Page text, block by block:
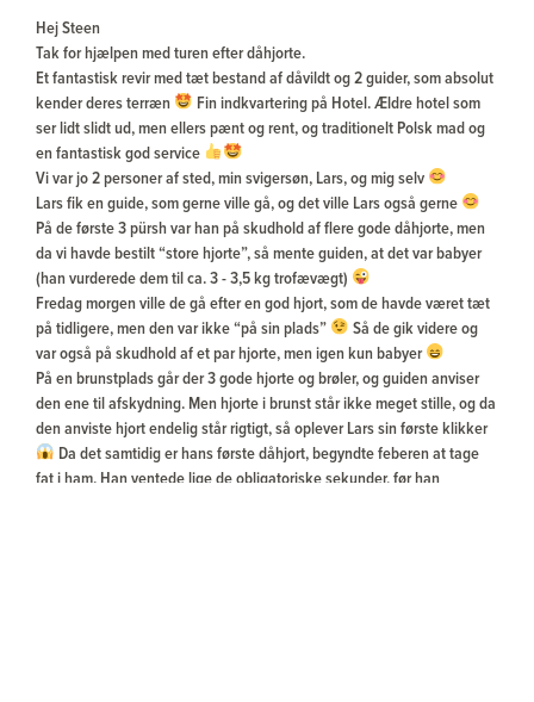
Hej Steen
Tak for hjælpen med turen efter dåhjorte.
Et fantastisk revir med tæt bestand af dåvildt og 2 guider, som absolut
kender deres terræn
Fin indkvartering på Hotel. Ældre hotel som
ser lidt slidt ud, men ellers pænt og rent, og traditionelt Polsk mad og
en fantastisk god service
Vi var jo 2 personer af sted, min svigersøn, Lars, og mig selv
Lars fik en guide, som gerne ville gå, og det ville Lars også gerne
På de første 3 pürsh var han på skudhold af flere gode dåhjorte, men
da vi havde bestilt “store hjorte”, så mente guiden, at det var babyer
(han vurderede dem til ca. 3 - 3,5 kg trofævægt)
Fredag morgen ville de gå efter en god hjort, som de havde været tæt
på tidligere, men den var ikke “på sin plads”
Så de gik videre og
var også på skudhold af et par hjorte, men igen kun babyer
På en brunstplads går der 3 gode hjorte og brøler, og guiden anviser
den ene til afskydning. Men hjorte i brunst står ikke meget stille, og da
den anviste hjort endelig står rigtigt, så oplever Lars sin første klikker
Da det samtidig er hans første dåhjort, begyndte feberen at tage
fat i ham. Han ventede lige de obligatoriske sekunder, før han